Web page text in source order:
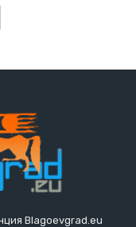
Blagoevgrad.eu